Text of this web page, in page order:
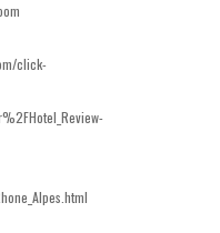
click-